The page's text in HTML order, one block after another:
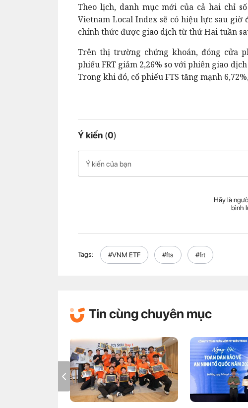
Theo lịch, danh mục mới của cả hai chỉ
Vietnam Local Index sẽ có hiệu lực sau
chính thức được giao dịch từ thứ Hai tuần
Trên thị trường chứng khoán, đóng cửa
phiếu FRT giảm 2,26% so với phiên giao
Trong khi đó, cổ phiếu FTS tăng mạnh
Ý kiến (0)
Hãy là
bình
Tags: #VNM ETF #fts #frt
Tin cùng chuyên mục